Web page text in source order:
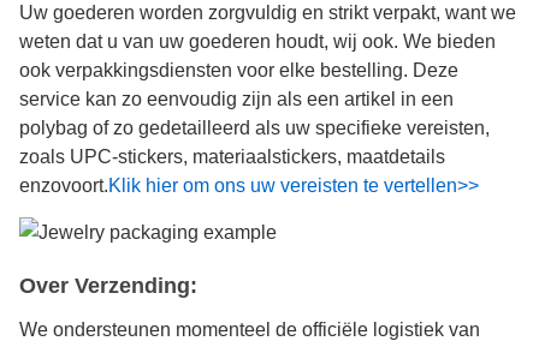
Uw goederen worden zorgvuldig en strikt verpakt, want we
weten dat u van uw goederen houdt, wij ook. We bieden
ook verpakkingsdiensten voor elke bestelling. Deze
service kan zo eenvoudig zijn als een artikel in een
polybag of zo gedetailleerd als uw specifieke vereisten,
zoals UPC-stickers, materiaalstickers, maatdetails
enzovoort.Klik hier om ons uw vereisten te vertellen>>
Over Verzending:
We ondersteunen momenteel de officiële logistiek van